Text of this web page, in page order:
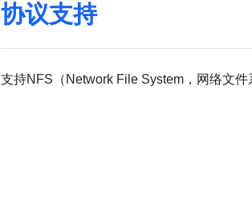
协议支持
支持NFS（Network File System，网络文